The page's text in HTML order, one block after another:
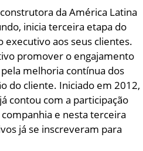
da América Latina
inicia terceira etapa do
aos seus clientes.
promover o engajamento
melhoria contínua dos
do cliente. Iniciado em 2012,
contou com a participação
e nesta terceira
já se inscreveram para